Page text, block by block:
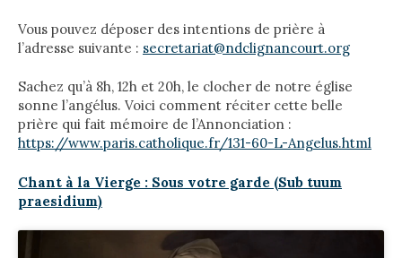
Vous pouvez déposer des intentions de prière à
l’adresse suivante : secretariat@ndclignancourt.org
Sachez qu’à 8h, 12h et 20h, le clocher de notre église
sonne l’angélus. Voici comment réciter cette belle
prière qui fait mémoire de l’Annonciation :
https://www.paris.catholique.fr/131-60-L-Angelus.html
Chant à la Vierge : Sous votre garde (Sub tuum
praesidium)